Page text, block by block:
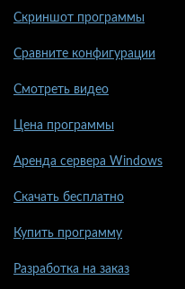
Скриншот программы
Сравните конфигурации
Смотреть видео
Цена программы
Аренда сервера Windows
Скачать бесплатно
Купить программу
Разработка на заказ